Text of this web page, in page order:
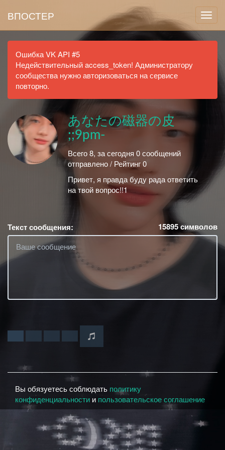
ВПОСТЕР
Ошибка VK API #5
Недействительный access_token! Администратору
сообщества нужно авторизоваться на сервисе
повторно.
あなたの磁器の皮
;;9pm-
Всего 8, за сегодня 0 сообщений
отправлено / Рейтинг 0
Привет, я правда буду рада ответить
на твой вопрос!!1
Текст сообщения: 15895символов
Вы обязуетесь соблюдать политику
конфиденциальности и пользовательское соглашение